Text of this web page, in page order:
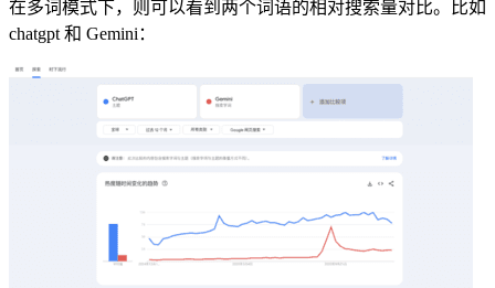
在多词模式下，则可以看到两个词语的相对搜索量对比。比如
chatgpt 和 Gemini：